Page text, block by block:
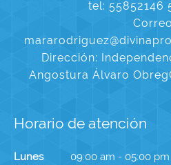
tel: 55852146
Dirección:
Angostura Álvaro
Horario de atención
Lunes 09:00 am - 05:00 pm